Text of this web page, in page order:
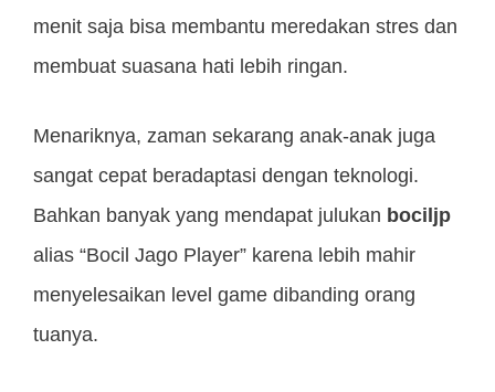
menit saja bisa membantu meredakan stres dan
membuat suasana hati lebih ringan.
Menariknya, zaman sekarang anak-anak juga
sangat cepat beradaptasi dengan teknologi.
Bahkan banyak yang mendapat julukan bociljp
alias “Bocil Jago Player” karena lebih mahir
menyelesaikan level game dibanding orang
tuanya.